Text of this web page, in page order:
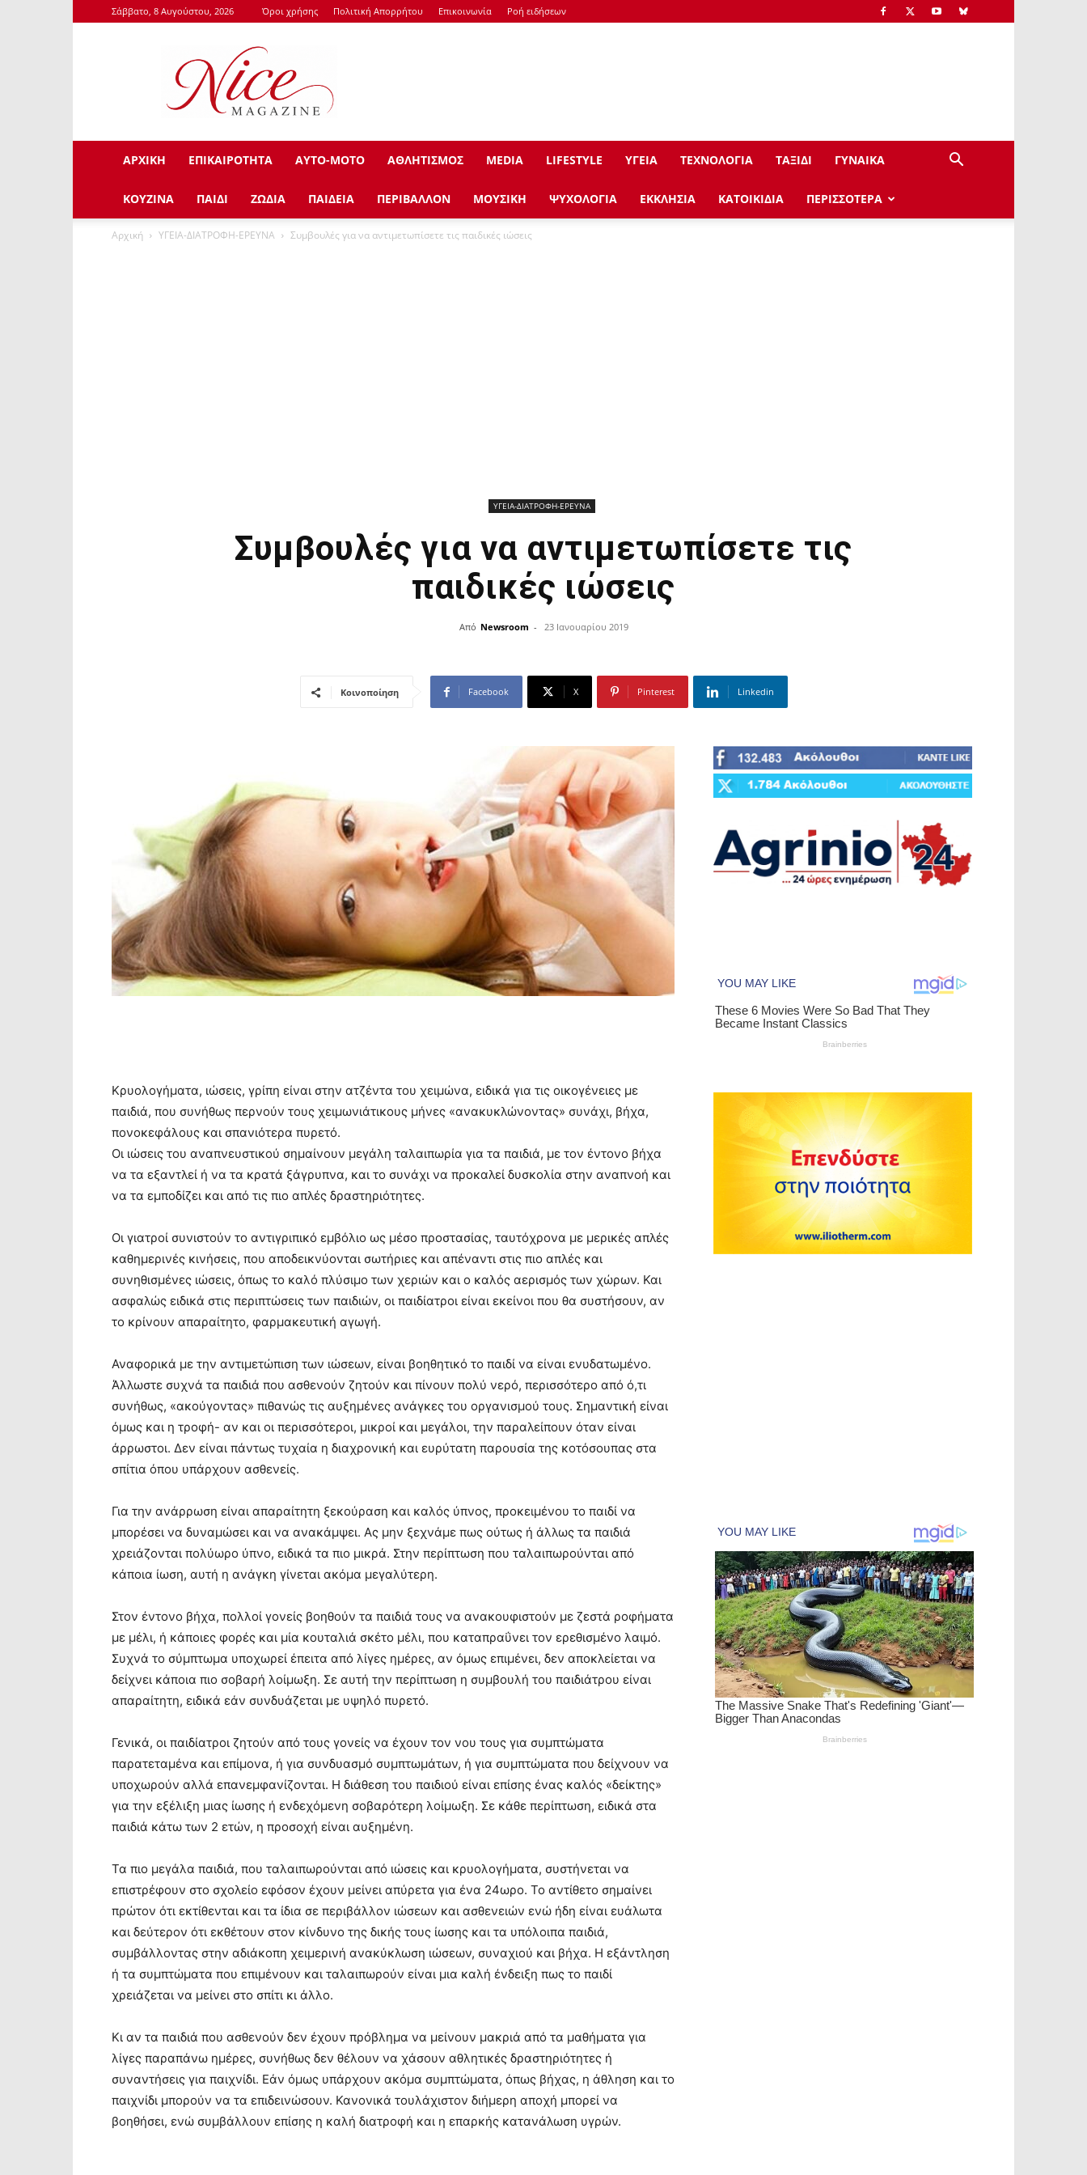
Σάββατο, 8 Αυγούστου, 2026 Όροι χρήσης Πολιτική Απορρήτου Επικοινωνία Ροή ειδήσεων
NiceMagazine.Gr
ΑΡΧΙΚΗ ΕΠΙΚΑΙΡΟΤΗΤΑ ΑΥΤΟ-ΜΟΤΟ ΑΘΛΗΤΙΣΜΟΣ ΜEDIA LIFESTYLE ΥΓΕΙΑ ΤΕΧΝΟΛΟΓΙΑ ΤΑΞΙΔΙ ΓΥΝΑΙΚΑ
ΚΟΥΖΙΝΑ ΠΑΙΔΙ ΖΩΔΙΑ ΠΑΙΔΕΙΑ ΠΕΡΙΒΑΛΛΟΝ ΜΟΥΣΙΚΗ ΨΥΧΟΛΟΓΙΑ ΕΚΚΛΗΣΙΑ ΚΑΤΟΙΚΙΔΙΑ ΠΕΡΙΣΣΟΤΕΡΑ
Αρχική ΥΓΕΙΑ-ΔΙΑΤΡΟΦΗ-ΕΡΕΥΝΑ Συμβουλές για να αντιμετωπίσετε τις παιδικές ιώσεις
ΥΓΕΙΑ-ΔΙΑΤΡΟΦΗ-ΕΡΕΥΝΑ
Συμβουλές για να αντιμετωπίσετε τις
παιδικές ιώσεις
Από Newsroom - 23 Ιανουαρίου 2019
Κοινοποίηση Facebook X Pinterest Linkedin
Κρυολογήματα, ιώσεις, γρίπη είναι στην ατζέντα του χειμώνα, ειδικά για τις οικογένειες με
παιδιά, που συνήθως περνούν τους χειμωνιάτικους μήνες «ανακυκλώνοντας» συνάχι, βήχα,
πονοκεφάλους και σπανιότερα πυρετό.
Οι ιώσεις του αναπνευστικού σημαίνουν μεγάλη ταλαιπωρία για τα παιδιά, με τον έντονο βήχα
να τα εξαντλεί ή να τα κρατά ξάγρυπνα, και το συνάχι να προκαλεί δυσκολία στην αναπνοή και
να τα εμποδίζει και από τις πιο απλές δραστηριότητες.
Οι γιατροί συνιστούν το αντιγριπικό εμβόλιο ως μέσο προστασίας, ταυτόχρονα με μερικές απλές
καθημερινές κινήσεις, που αποδεικνύονται σωτήριες και απέναντι στις πιο απλές και
συνηθισμένες ιώσεις, όπως το καλό πλύσιμο των χεριών και ο καλός αερισμός των χώρων. Και
ασφαλώς ειδικά στις περιπτώσεις των παιδιών, οι παιδίατροι είναι εκείνοι που θα συστήσουν, αν
το κρίνουν απαραίτητο, φαρμακευτική αγωγή.
Αναφορικά με την αντιμετώπιση των ιώσεων, είναι βοηθητικό το παιδί να είναι ενυδατωμένο.
Άλλωστε συχνά τα παιδιά που ασθενούν ζητούν και πίνουν πολύ νερό, περισσότερο από ό,τι
συνήθως, «ακούγοντας» πιθανώς τις αυξημένες ανάγκες του οργανισμού τους. Σημαντική είναι
όμως και η τροφή- αν και οι περισσότεροι, μικροί και μεγάλοι, την παραλείπουν όταν είναι
άρρωστοι. Δεν είναι πάντως τυχαία η διαχρονική και ευρύτατη παρουσία της κοτόσουπας στα
σπίτια όπου υπάρχουν ασθενείς.
Για την ανάρρωση είναι απαραίτητη ξεκούραση και καλός ύπνος, προκειμένου το παιδί να
μπορέσει να δυναμώσει και να ανακάμψει. Ας μην ξεχνάμε πως ούτως ή άλλως τα παιδιά
χρειάζονται πολύωρο ύπνο, ειδικά τα πιο μικρά. Στην περίπτωση που ταλαιπωρούνται από
κάποια ίωση, αυτή η ανάγκη γίνεται ακόμα μεγαλύτερη.
Στον έντονο βήχα, πολλοί γονείς βοηθούν τα παιδιά τους να ανακουφιστούν με ζεστά ροφήματα
με μέλι, ή κάποιες φορές και μία κουταλιά σκέτο μέλι, που καταπραΰνει τον ερεθισμένο λαιμό.
Συχνά το σύμπτωμα υποχωρεί έπειτα από λίγες ημέρες, αν όμως επιμένει, δεν αποκλείεται να
δείχνει κάποια πιο σοβαρή λοίμωξη. Σε αυτή την περίπτωση η συμβουλή του παιδιάτρου είναι
απαραίτητη, ειδικά εάν συνδυάζεται με υψηλό πυρετό.
Γενικά, οι παιδίατροι ζητούν από τους γονείς να έχουν τον νου τους για συμπτώματα
παρατεταμένα και επίμονα, ή για συνδυασμό συμπτωμάτων, ή για συμπτώματα που δείχνουν να
υποχωρούν αλλά επανεμφανίζονται. Η διάθεση του παιδιού είναι επίσης ένας καλός «δείκτης»
για την εξέλιξη μιας ίωσης ή ενδεχόμενη σοβαρότερη λοίμωξη. Σε κάθε περίπτωση, ειδικά στα
παιδιά κάτω των 2 ετών, η προσοχή είναι αυξημένη.
Τα πιο μεγάλα παιδιά, που ταλαιπωρούνται από ιώσεις και κρυολογήματα, συστήνεται να
επιστρέφουν στο σχολείο εφόσον έχουν μείνει απύρετα για ένα 24ωρο. Το αντίθετο σημαίνει
πρώτον ότι εκτίθενται και τα ίδια σε περιβάλλον ιώσεων και ασθενειών ενώ ήδη είναι ευάλωτα
και δεύτερον ότι εκθέτουν στον κίνδυνο της δικής τους ίωσης και τα υπόλοιπα παιδιά,
συμβάλλοντας στην αδιάκοπη χειμερινή ανακύκλωση ιώσεων, συναχιού και βήχα. Η εξάντληση
ή τα συμπτώματα που επιμένουν και ταλαιπωρούν είναι μια καλή ένδειξη πως το παιδί
χρειάζεται να μείνει στο σπίτι κι άλλο.
Κι αν τα παιδιά που ασθενούν δεν έχουν πρόβλημα να μείνουν μακριά από τα μαθήματα για
λίγες παραπάνω ημέρες, συνήθως δεν θέλουν να χάσουν αθλητικές δραστηριότητες ή
συναντήσεις για παιχνίδι. Εάν όμως υπάρχουν ακόμα συμπτώματα, όπως βήχας, η άθληση και το
παιχνίδι μπορούν να τα επιδεινώσουν. Κανονικά τουλάχιστον διήμερη αποχή μπορεί να
βοηθήσει, ενώ συμβάλλουν επίσης η καλή διατροφή και η επαρκής κατανάλωση υγρών.